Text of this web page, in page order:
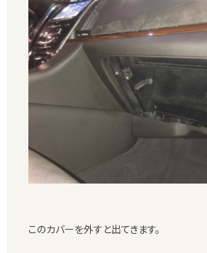
このカバーを外すと出てきます。